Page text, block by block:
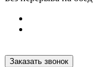
Заказать звонок